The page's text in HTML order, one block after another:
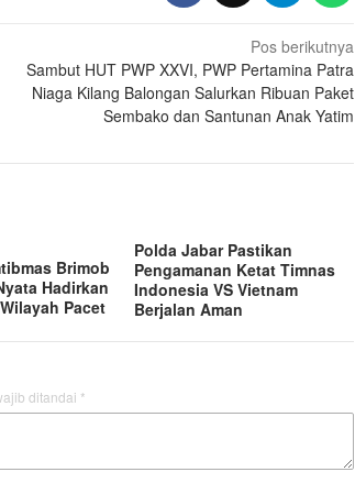
Pos berikutnya
Sambut HUT PWP XXVI, PWP Pertamina Patra
Niaga Kilang Balongan Salurkan Ribuan Paket
Sembako dan Santunan Anak Yatim
Brimob
Hadirkan
Pacet
Polda Jabar Pastikan
Pengamanan Ketat Timnas
Indonesia VS Vietnam
Berjalan Aman
ditandai *